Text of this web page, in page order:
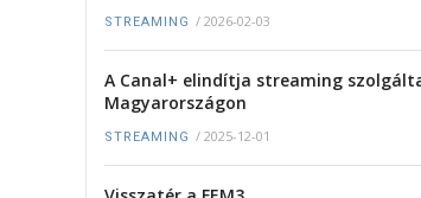
STREAMING / 2026-02-03
A Canal+ elindítja streaming
Magyarországon
STREAMING / 2025-12-01